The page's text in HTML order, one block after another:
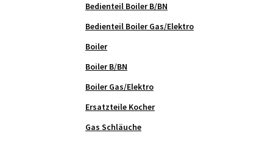
Bedienteil Boiler B/BN
Bedienteil Boiler Gas/Elektro
Boiler
Boiler B/BN
Boiler Gas/Elektro
Ersatzteile Kocher
Gas Schläuche